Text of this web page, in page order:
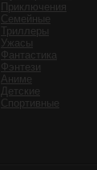
Приключения
Семейные
Триллеры
Ужасы
Фантастика
Фэнтези
Аниме
Детские
Спортивные